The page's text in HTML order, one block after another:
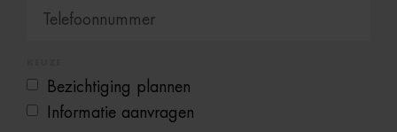
Bezichtiging plannen
Informatie aanvragen